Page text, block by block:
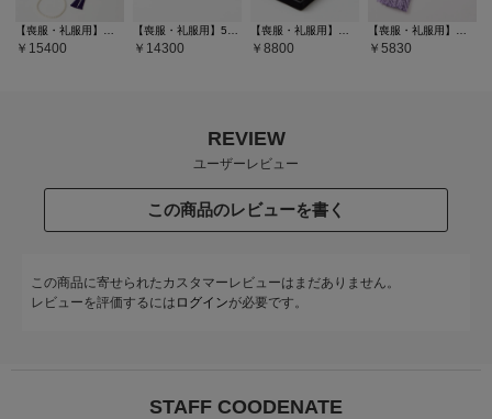
15400 14300 8800 5830
REVIEW
ユーザーレビュー
この商品のレビューを書く
この商品に寄せられたカスタマーレビューはまだありません。
レビューを評価するには ログインが必要です。
STAFF COODENATE